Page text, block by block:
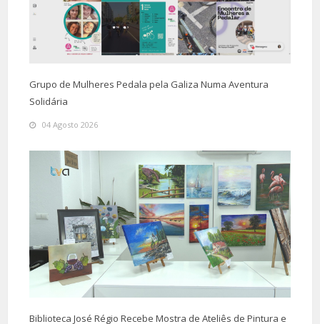
Grupo de Mulheres Pedala pela Galiza Numa Aventura
Solidária
04 Agosto 2026
Biblioteca José Régio Recebe Mostra de Ateliês de Pintura e